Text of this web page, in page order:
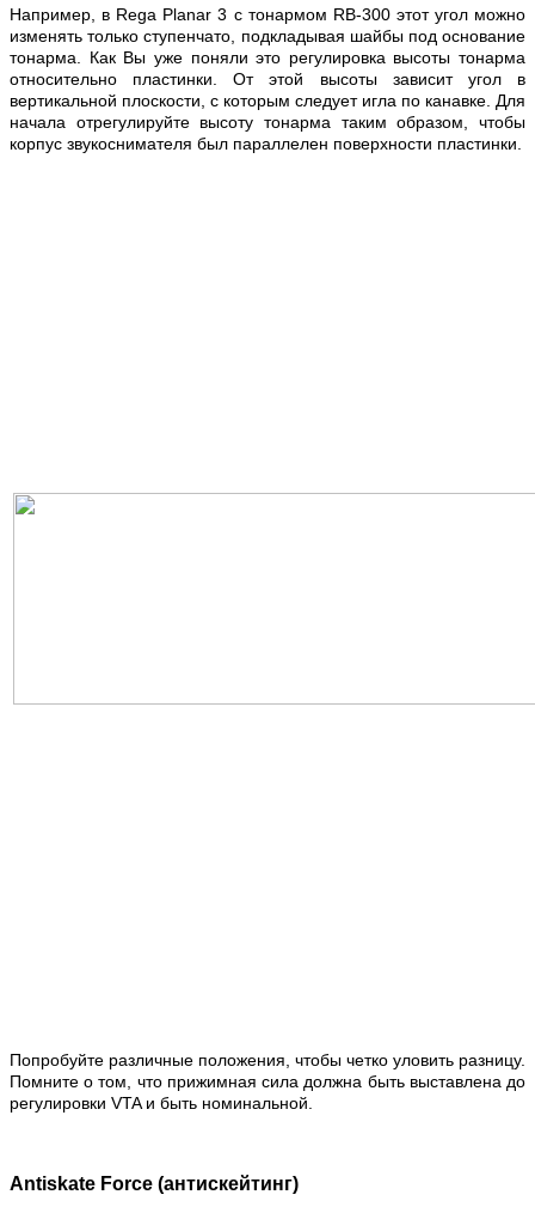
Например, в Rega Planar 3 с тонармом RB-300 этот угол можно
изменять только ступенчато, подкладывая шайбы под основание
тонарма. Как Вы уже поняли это регулировка высоты тонарма
относительно пластинки. От этой высоты зависит угол в
вертикальной плоскости, с которым следует игла по канавке. Для
начала отрегулируйте высоту тонарма таким образом, чтобы
корпус звукоснимателя был параллелен поверхности пластинки.
Попробуйте различные положения, чтобы четко уловить разницу.
Помните о том, что прижимная сила должна быть выставлена до
регулировки VTA и быть номинальной.
Antiskate Force (антискейтинг)